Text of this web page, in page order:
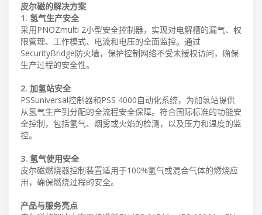
皮尔磁的解决方案
1. 氢气生产安全
采用PNOZmulti 2小型安全控制器，实现对电解槽的漏气、权
限管理、工作模式、电流和电压的全面监控。通过
SecurityBridge防火墙，保护控制网络不受未授权访问，确保
生产过程的安全性。
2. 加氢站安全
PSSuniversal控制器和PSS 4000自动化系统，为加氢站提供
从氢气生产到分配的全流程安全保障。符合国际标准的功能安
全控制，包括氢气、烟雾或火焰的检测，以及压力和温度的监
控。
3. 氢气使用安全
皮尔磁燃烧器控制装置适用于100%氢气或混合气体的燃烧应
用，确保燃烧过程的安全。
产品与服务亮点